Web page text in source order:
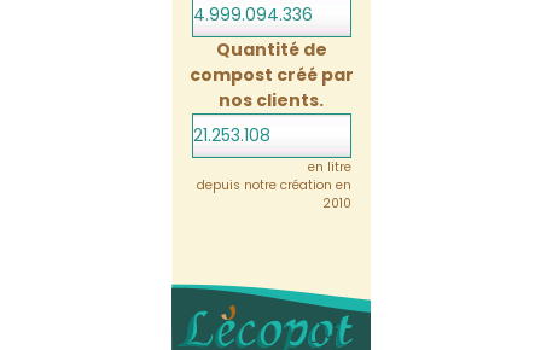
4.999.094.336
Quantité de
compost créé par
nos clients.
21.253.108
en litre
depuis notre création en
2010